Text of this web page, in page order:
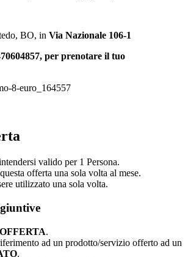
BO, in Via Nazionale 106-1
per prenotare il tuo
valido per 1 Persona.
offerta una sola volta al mese.
utilizzato una sola volta.
OFFERTA.
ad un prodotto/servizio offerto ad un
.